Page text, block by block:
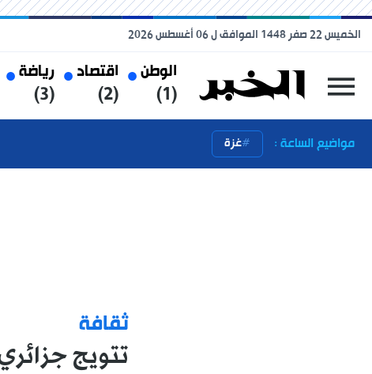
الوطن
(1)
اقتصاد
(2)
رياضة
(3)
الخميس 22 صفر 1448 الموافق ل 06 أغسطس 2026
مواضيع الساعة : غزة
ثقافة
تتويج